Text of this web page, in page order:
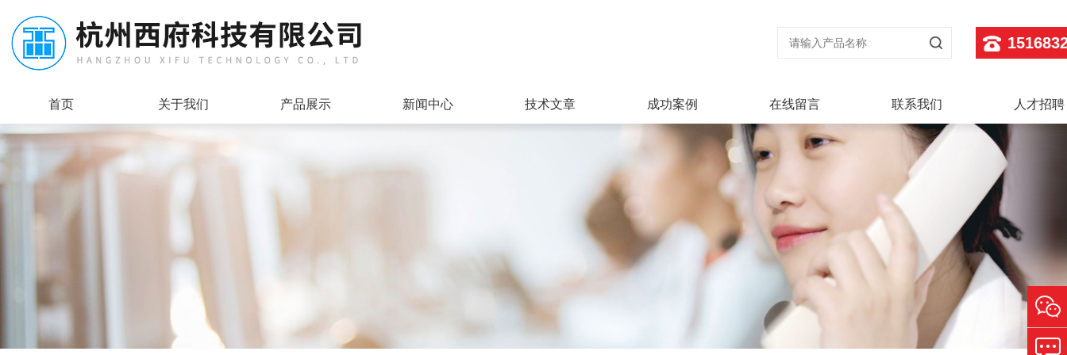
首页 关于我们 产品展示 新闻中心 技术文章 成功案例 在线留言 联系我们 人才招聘